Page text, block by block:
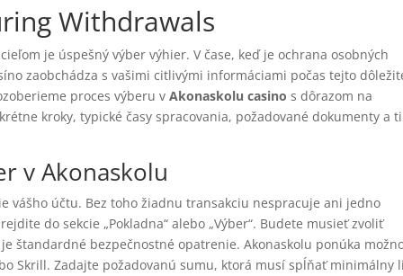
Withdrawals
je úspešný výber výhier. V čase, keď je ochrana osobných
zaobchádza s vašimi citlivými informáciami počas tejto
proces výberu vAkonaskolu casino s dôrazom na
kroky, typické časy spracovania, požadované dokumenty a
v Akonaskolu
vášho účtu. Bez toho žiadnu transakciu nespracuje ani jedno
do sekcie „Pokladna“ alebo „Výber“. Budete musieť zvoliť
štandardné bezpečnostné opatrenie. Akonaskolu ponúka
Skrill. Zadajte požadovanú sumu, ktorá musí spĺňať minimálny